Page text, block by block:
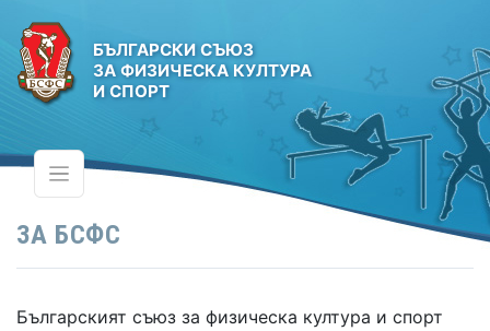
БЪЛГАРСКИ СЪЮЗ
ЗА ФИЗИЧЕСКА КУЛТУРА
И СПОРТ
ЗА БСФС
Българският съюз за физическа култура и спорт